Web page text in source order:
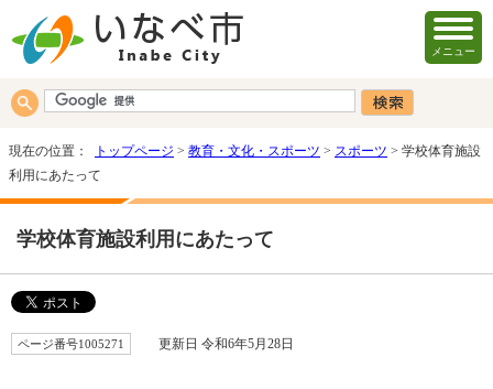
メニュー
現在の位置： トップページ > 教育・文化・スポーツ > スポーツ > 学校体育施設
利用にあたって
学校体育施設利用にあたって
ページ番号1005271 更新日 令和6年5月28日